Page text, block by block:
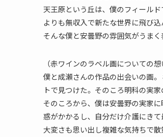
天王原という丘は、僕のフィール
よりも無収入で新たな世界に飛び
そんな僕と安曇野の雰囲気がうまく
（赤ワインのラベル画についての想
僕と成瀬さんの作品の出会いの画
トで見つけた。そのころ明科の実
そのころから、僕は安曇野の実家
惑がかかるし、自分だけ介護にき
大変さも思い出し複雑な気持ちで